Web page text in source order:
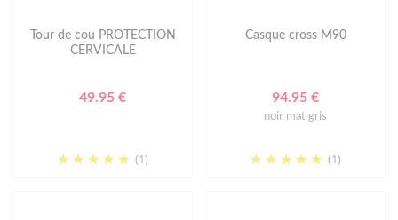
Tour de cou PROTECTION
CERVICALE
49.95 €
(1)
Casque cross M90
94.95 €
noir mat gris
(1)